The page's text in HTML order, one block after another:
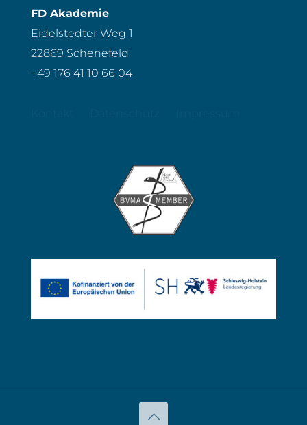
FD Akademie
Eidelstedter Weg 1
22869 Schenefeld
+49 176 41 10 66 04